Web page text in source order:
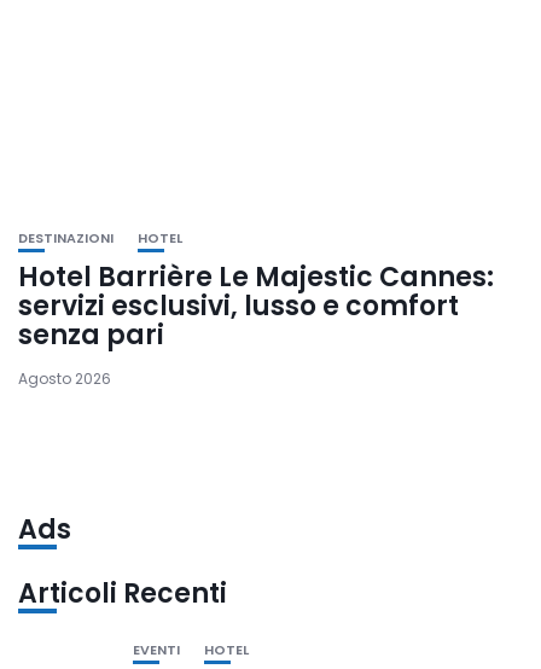
DESTINAZIONI HOTEL
Hotel Barrière Le Majestic Cannes:
servizi esclusivi, lusso e comfort
senza pari
Agosto 2026
Ads
Articoli Recenti
EVENTI HOTEL